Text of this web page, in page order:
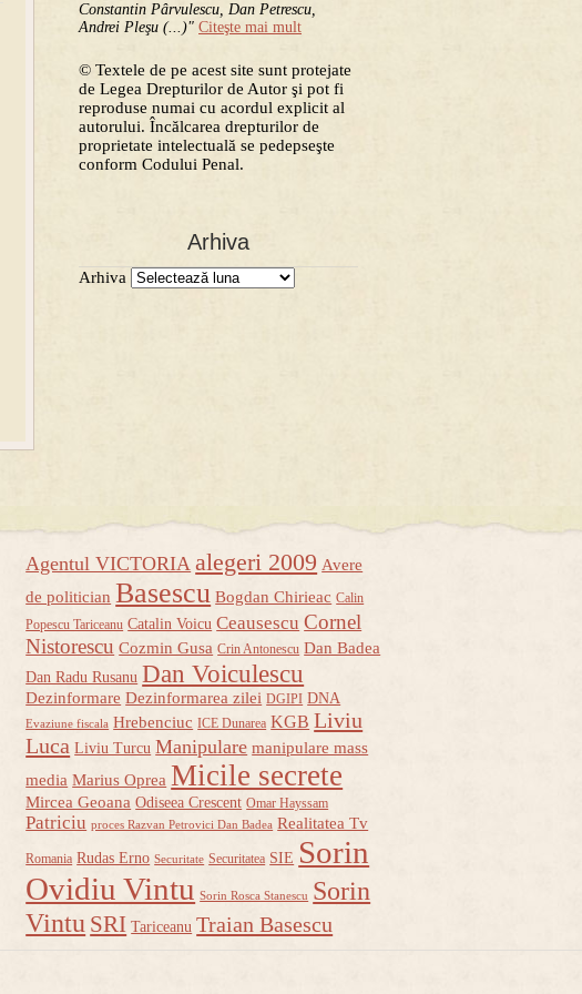
Constantin Pârvulescu, Dan Petrescu,
Andrei Pleşu (...)" Citeşte mai mult
© Textele de pe acest site sunt protejate
de Legea Drepturilor de Autor şi pot fi
reproduse numai cu acordul explicit al
autorului. Încălcarea drepturilor de
proprietate intelectuală se pedepseşte
conform Codului Penal.
Arhiva
Arhiva
Agentul VICTORIA alegeri 2009 Avere
de politician Basescu Bogdan Chirieac Calin
Popescu Tariceanu Catalin Voicu Ceausescu Cornel
Nistorescu Cozmin Gusa Crin Antonescu Dan Badea
Dan Radu Rusanu Dan Voiculescu
Dezinformare Dezinformarea zilei DGIPI DNA
Evaziune fiscala Hrebenciuc ICE Dunarea KGB Liviu
Luca Liviu Turcu Manipulare manipulare mass
media Marius Oprea Micile secrete
Mircea Geoana Odiseea Crescent Omar Hayssam
Patriciu proces Razvan Petrovici Dan Badea Realitatea Tv
Romania Rudas Erno Securitate Securitatea SIE Sorin
Ovidiu Vintu Sorin Rosca Stanescu Sorin
Vintu SRI Tariceanu Traian Basescu